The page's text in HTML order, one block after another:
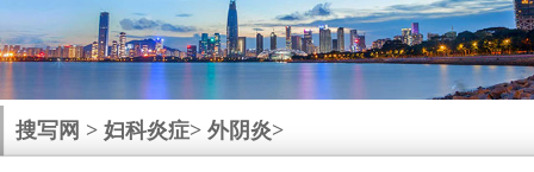
搜写网 >妇科炎症>外阴炎>